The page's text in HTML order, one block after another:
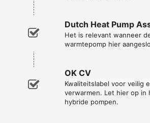
Dutch Heat Pump
Het is relevant wanneer
warmtepomp hier
OK CV
Kwaliteitslabel voor veilig
verwarmen. Let hier op in
hybride pompen.